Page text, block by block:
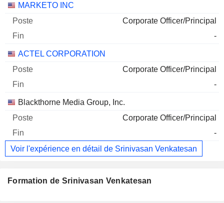
MARKETO INC
Corporate Officer/Principal
-
ACTEL CORPORATION
Corporate Officer/Principal
-
Blackthorne Media Group, Inc.
Corporate Officer/Principal
-
Voir l'expérience en détail de Srinivasan Venkatesan
Formation de Srinivasan Venkatesan